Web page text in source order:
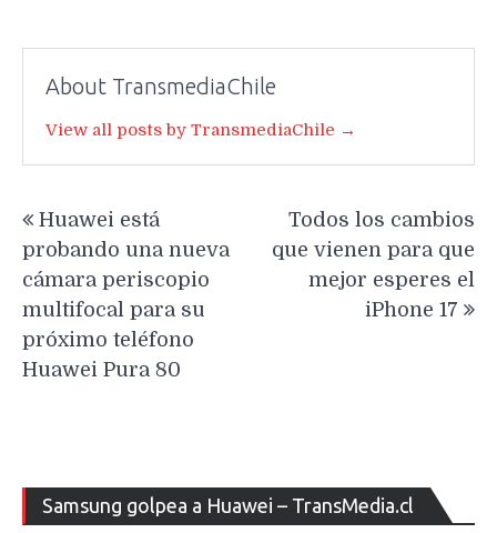
About TransmediaChile
View all posts by TransmediaChile →
entradas
Huawei está
probando una nueva
cámara periscopio
multifocal para su
próximo teléfono
Huawei Pura 80
Todos los cambios
que vienen para que
mejor esperes el
iPhone 17
Samsung golpea a Huawei – TransMedia.cl
de